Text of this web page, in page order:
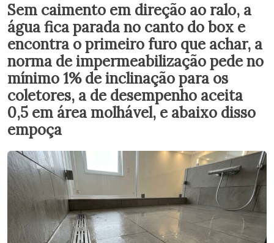
Sem caimento em direção ao ralo, a
água fica parada no canto do box e
encontra o primeiro furo que achar, a
norma de impermeabilização pede no
mínimo 1% de inclinação para os
coletores, a de desempenho aceita
0,5 em área molhável, e abaixo disso
empoça